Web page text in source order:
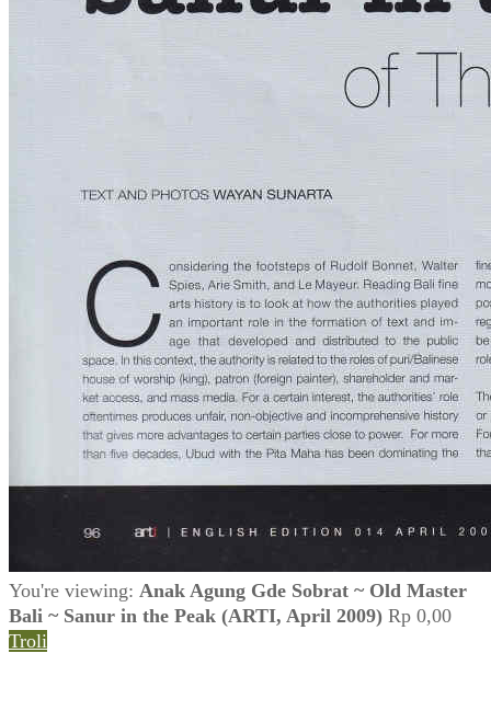
You're viewing: Anak Agung Gde Sobrat ~ Old Master
Bali ~ Sanur in the Peak (ARTI, April 2009) Rp 0,00
Troli